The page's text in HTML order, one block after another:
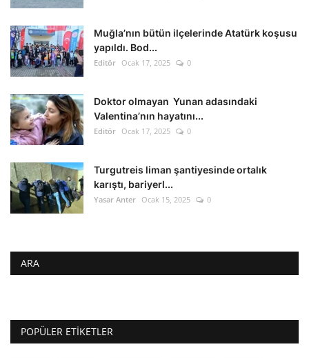
Muğla’nın bütün ilçelerinde Atatürk koşusu
yapıldı. Bod...
Editör Ocak 17, 2025 0
Doktor olmayan Yunan adasındaki
Valentina’nın hayatını...
Editör Ocak 17, 2025 0
Turgutreis liman şantiyesinde ortalık
karıştı, bariyerl...
Yasar Anter Ocak 15, 2025 0
ARA
POPÜLER ETIKETLER